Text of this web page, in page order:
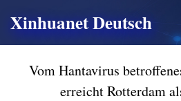
Xinhuanet Deutsch
Vom Hantavirus
erreicht Rotterdam